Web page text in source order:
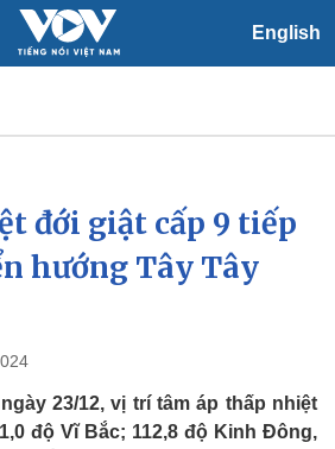
English
Xã hội
Tin 24h
Dự báo thời tiết
đới giật cấp 9 tiếp
hướng Tây Tây
23/12, vị trí tâm áp thấp nhiệt
độ Vĩ Bắc; 112,8 độ Kinh Đông,